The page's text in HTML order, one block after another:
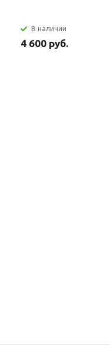
В наличии
4 600 руб.